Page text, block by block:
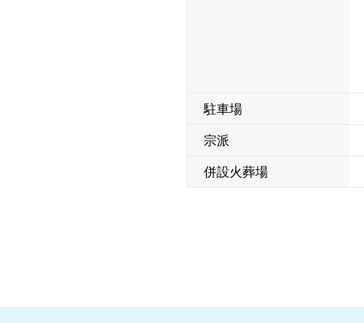
駐車場
宗派
併設火葬場